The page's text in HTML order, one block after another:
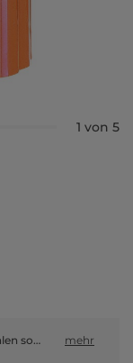
1 von 5
Online-Preise können von den Preisen in Filialen sowie Shop-in-Shop-Flächen abweichen. mehr